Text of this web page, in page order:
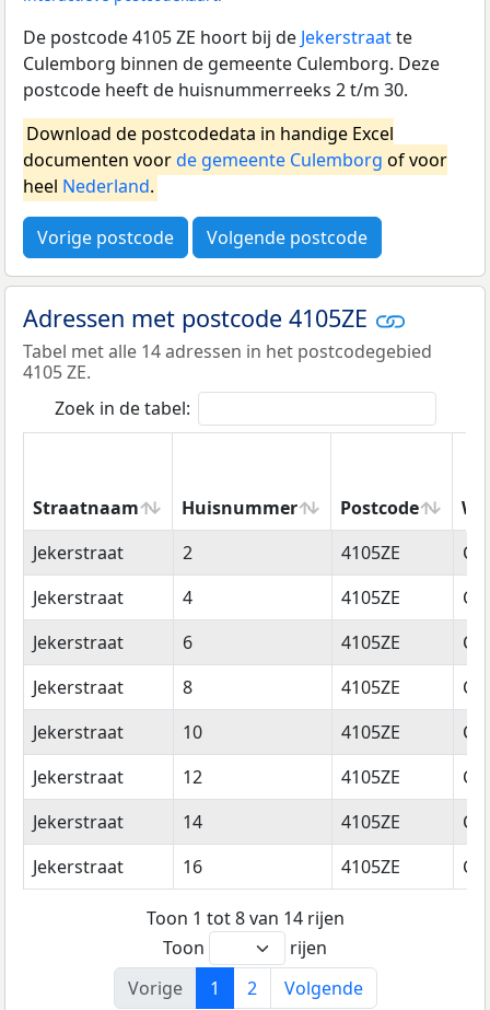
De postcode 4105 ZE hoort bij de Jekerstraatte
Culemborg binnen de gemeente Culemborg. Deze
postcode heeft de huisnummerreeks 2 t/m 30.
Download de postcodedata in handige Excel
documenten voorde gemeente Culemborg of voor
heel Nederland.
Vorige postcode Volgende postcode
Adressen met postcode 4105ZE
Tabel met alle 14 adressen in het postcodegebied
4105 ZE.
Zoek in de tabel:
Straatnaam Huisnummer Postcode
Straatnaam
Huisnummer Postcode
Jekerstraat 2 4105ZE
Jekerstraat
4 4105ZE
Jekerstraat
6 4105ZE
Jekerstraat
8 4105ZE
Jekerstraat
10 4105ZE
Jekerstraat
12 4105ZE
Jekerstraat
14 4105ZE
Jekerstraat
16 4105ZE
Toon 1 tot 8 van 14 rijen
Toon
rijen
Vorige
1 2 Volgende